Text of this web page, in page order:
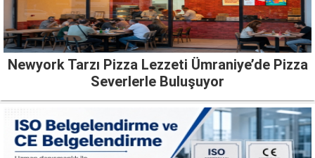
Newyork Tarzı Pizza Lezzeti Ümraniye’de Pizza
Severlerle Buluşuyor